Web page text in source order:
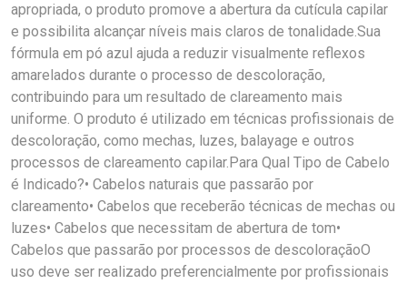
apropriada, o produto promove a abertura da cutícula capilar
e possibilita alcançar níveis mais claros de tonalidade.Sua
fórmula em pó azul ajuda a reduzir visualmente reflexos
amarelados durante o processo de descoloração,
contribuindo para um resultado de clareamento mais
uniforme. O produto é utilizado em técnicas profissionais de
descoloração, como mechas, luzes, balayage e outros
processos de clareamento capilar.Para Qual Tipo de Cabelo
é Indicado?• Cabelos naturais que passarão por
clareamento• Cabelos que receberão técnicas de mechas ou
luzes• Cabelos que necessitam de abertura de tom•
Cabelos que passarão por processos de descoloraçãoO
uso deve ser realizado preferencialmente por profissionais